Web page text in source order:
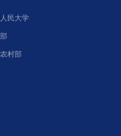
民大学
村部